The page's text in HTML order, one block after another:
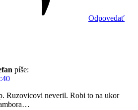
Odpovedať
píše:
Ruzovicovi neveril. Robi to na ukor